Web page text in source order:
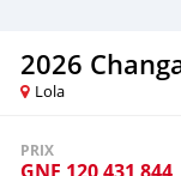
2026
Lola
PRIX
GNF 120 431 844